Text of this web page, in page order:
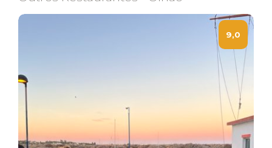
9,0